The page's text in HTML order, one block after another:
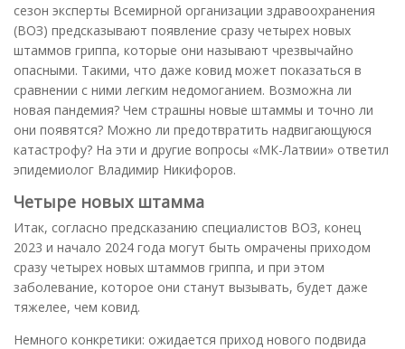
сезон эксперты Всемирной организации здравоохранения
(ВОЗ) предсказывают появление сразу четырех новых
штаммов гриппа, которые они называют чрезвычайно
опасными. Такими, что даже ковид может показаться в
сравнении с ними легким недомоганием. Возможна ли
новая пандемия? Чем страшны новые штаммы и точно ли
они появятся? Можно ли предотвратить надвигающуюся
катастрофу? На эти и другие вопросы «МК-Латвии» ответил
эпидемиолог Владимир Никифоров.
Четыре новых штамма
Итак, согласно предсказанию специалистов ВОЗ, конец
2023 и начало 2024 года могут быть омрачены приходом
сразу четырех новых штаммов гриппа, и при этом
заболевание, которое они станут вызывать, будет даже
тяжелее, чем ковид.
Немного конкретики: ожидается приход нового подвида